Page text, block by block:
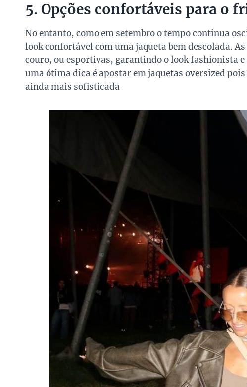
5. Opções confortáveis para o
No entanto, como em setembro o tempo continua
look confortável com uma jaqueta bem descolada.
couro, ou esportivas, garantindo o look fashionista
uma ótima dica é apostar em jaquetas oversized
ainda mais sofisticada